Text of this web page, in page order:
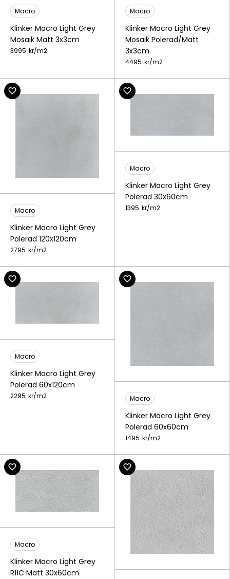
Macro
Klinker Macro Light Grey
Mosaik Matt 3x3cm
3995 kr/m2
Macro
Klinker Macro Light Grey
Mosaik Polerad/Matt
3x3cm
4495 kr/m2
Macro
Klinker Macro Light Grey
Polerad 120x120cm
2795 kr/m2
Macro
Klinker Macro Light Grey
Polerad 30x60cm
1395 kr/m2
Macro
Klinker Macro Light Grey
Polerad 60x120cm
2295 kr/m2 Macro
Klinker Macro Light Grey
Polerad 60x60cm
1495 kr/m2
Macro
Klinker Macro Light Grey
R11C Matt 30x60cm